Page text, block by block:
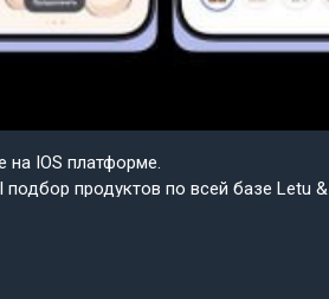
на IOS платформе.
продуктов по всей базе Letu &